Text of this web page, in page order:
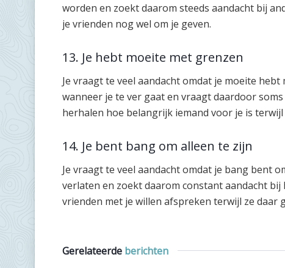
worden en zoekt daarom steeds aandacht bij
je vrienden nog wel om je geven.
13. Je hebt moeite met grenzen
Je vraagt te veel aandacht omdat je moeite
wanneer je te ver gaat en vraagt daardoor
herhalen hoe belangrijk iemand voor je is
14. Je bent bang om alleen te zijn
Je vraagt te veel aandacht omdat je bang bent
verlaten en zoekt daarom constant aandacht
vrienden met je willen afspreken terwijl ze daar
Gerelateerde berichten